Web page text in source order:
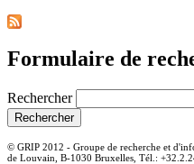
Formulaire de
Rechercher
© GRIP 2012 - Groupe de recherche et
de Louvain, B-1030 Bruxelles, Tél.: